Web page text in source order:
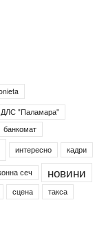
ДЛС "Паламара"
банкомат
интересно кадри
сеч новини
сцена такса